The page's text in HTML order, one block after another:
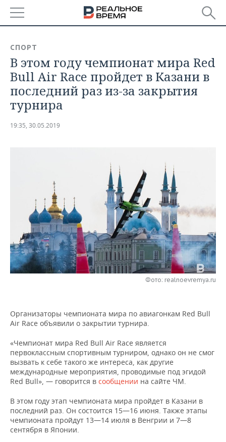
БАШКОРТОСТАН
ТАТАРСТАН
УДМУРТИЯ
НОВОСТИ
АНАЛИТИКА
НОВОСТИ АНАЛИТИКИ
ДЕКЛАРАЦИИ О ДОХОДАХ
КОМУ ПРИНАДЛЕЖАТ
ТОРГОВЫЕ ЦЕНТРЫ
ТАТАРСТАНА
ЭКОНОМИКА
НОВОСТИ ЭКОНОМИКИ
БЮДЖЕТ
ИНВЕСТИЦИИ
ПРОМЫШЛЕННОСТЬ
АГРОПРОМ
МАШИНОСТРОЕНИЕ
НЕФТЕХИМИЯ
НЕФТЬ
ОПК
НОВОСТИ НЕДВИЖИМОСТИ
НОВОСТИ АВТО
БИЗНЕС
НОВОСТИ БИЗНЕСА
РОЗНИЧНАЯ ТОРГОВЛЯ
ТРАНСПОРТ
ТЕХНОЛОГИИ
НОВОСТИ ТЕХНОЛОГИЙ
IT
ТЕЛЕКОММУНИКАЦИИ
МЕРОПРИЯТИЯ
НОВОСТИ МЕРОПРИЯТИЙ
БИЗНЕС-БРАНЧИ
ONLINE-КОНФЕРЕНЦИИ
ОТКРЫТАЯ ЛЕКЦИЯ
СПОРТ
ФУТБОЛ
БАСКЕТБОЛ
ВОЛЕЙБОЛ
КИБЕРСПОРТ
ФИГУРНОЕ КАТАНИЕ
НОВОСТИ ОБЩЕСТВА
ИНФРАСТРУКТУРА
ИСТОРИЯ
КУЛЬТУРА
МЕДИЦИНА
ФОТОГАЛЕРЕЯ
СЮЖЕТЫ
СПРАВОЧНИК
СПИСОК ПЕРСОН
СПИСОК КОМПАНИЙ
ПОЛНАЯ ВЕРСИЯ
СПОРТ
В этом году чемпионат мира Red
Bull Air Race пройдет в Казани в
последний раз из-за закрытия
турнира
19:35, 30.05.2019
Фото: realnoevremya.ru
Организаторы чемпионата мира по авиагонкам Red Bull
Air Race объявили о закрытии турнира.
«Чемпионат мира Red Bull Air Race является
первоклассным спортивным турниром, однако он не смог
вызвать к себе такого же интереса, как другие
международные мероприятия, проводимые под эгидой
Red Bull», — говорится в сообщении на сайте ЧМ.
В этом году этап чемпионата мира пройдет в Казани в
последний раз. Он состоится 15—16 июня. Также этапы
чемпионата пройдут 13—14 июля в Венгрии и 7—8
сентября в Японии.